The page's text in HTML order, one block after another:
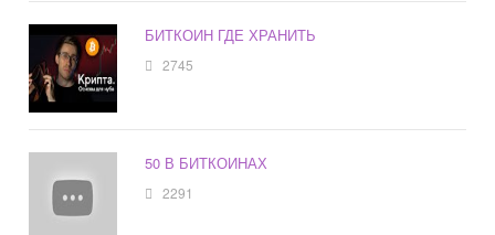
БИТКОИН ГДЕ ХРАНИТЬ
2745
50 В БИТКОИНАХ
2291